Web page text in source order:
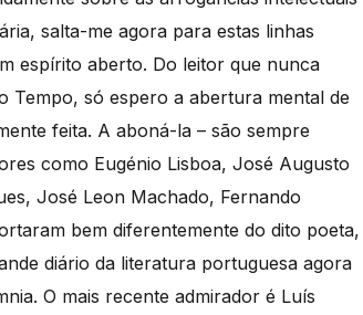
salta-me agora para estas linhas
espírito aberto. Do leitor que nunca
Tempo, só espero a abertura mental de
feita. A aboná-la – são sempre
como Eugénio Lisboa, José Augusto
José Leon Machado, Fernando
bem diferentemente do dito poeta,
diário da literatura portuguesa agora
O mais recente admirador é Luís